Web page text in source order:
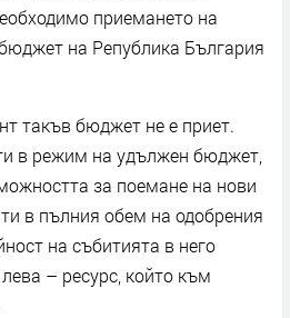
приемането на
на Република България
такъв бюджет не е приет.
в режим на удължен бюджет,
за поемане на нови
в пълния обем на одобрения
на събитията в него
– ресурс, който към